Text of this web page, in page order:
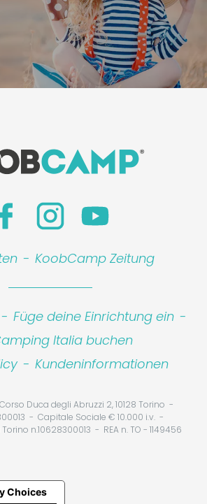
- KoobCamp Zeitung
- Füge deine Einrichtung ein -
Italia buchen
- Kundeninformationen
Corso Duca degli Abruzzi 2, 10128 Torino
Capitale Sociale € 10.000 i.v.
n.10628300013
REA n. TO - 1149456
Choices